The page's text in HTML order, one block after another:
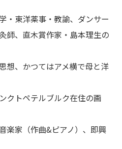
・東洋薬事・教諭、ダンサー
師、直木賞作家・島本理生の
想、かつてはアメ横で母と洋
クトペテルブルク在住の画
楽家（作曲&ピアノ）、即興